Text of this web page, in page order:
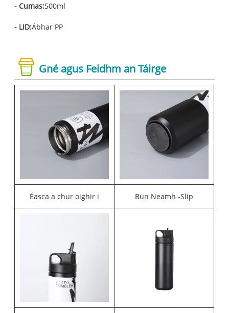
- Cumas:500ml
- LID:Ábhar PP
Gné agus Feidhm an Táirge
Éasca a chur oighir i Bun Neamh -Slip